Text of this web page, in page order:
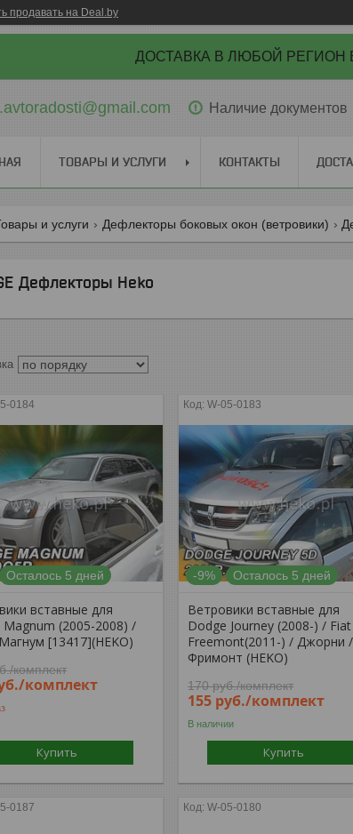
продавать на Deal.by
ДОСТАВКА В ЛЮБОЙ РЕГИОН
Наличие документов
ТОВАРЫ И УСЛУГИ КОНТАКТЫ
и услуги Дефлекторы боковых окон (ветровики)
Дефлекторы Heko
0184
Осталось 5 дней
вставные для
Magnum (2005-2008) /
[13417](HEKO)
/комплект
/комплект
Купить
W-05-0183
-9% Осталось 5 дней
Ветровики вставные для
Dodge Journey (2008-) / Fiat
Freemont(2011-) / Джорни /
Фримонт (HEKO)
170руб./комплект
155 руб./комплект
В наличии
Купить
0187 W-05-0180